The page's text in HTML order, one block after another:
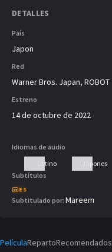
DETALLES
País
Japon
Red
Warner Bros. Japan, ROBOT
Estreno
14 de octubre de 2022
Idiomas de audio
Latino
Japones
Subtítulos
ES
Subtitulado por: Mareem
PelículaRepartoRecomendados